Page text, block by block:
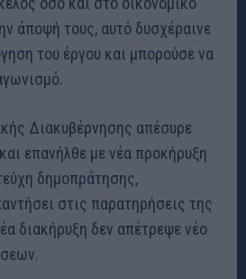
άποψή τους, αυτό δυσχέραινε
του έργου και μπορούσε να
Διακυβέρνησης απέσυρε
επανήλθε με νέα προκήρυξη
δημοπράτησης,
στις παρατηρήσεις της
διακήρυξη δεν απέτρεψε νέο